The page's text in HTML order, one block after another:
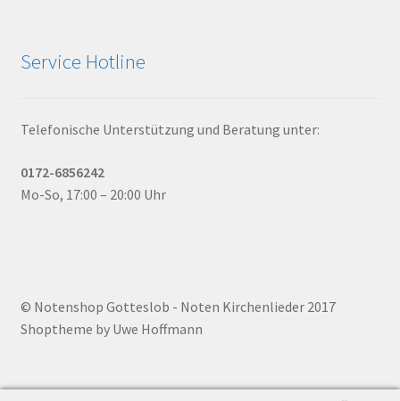
Service Hotline
Telefonische Unterstützung und Beratung unter:
0172-6856242
Mo-So, 17:00 – 20:00 Uhr
© Notenshop Gotteslob - Noten Kirchenlieder 2017
Shoptheme by Uwe Hoffmann